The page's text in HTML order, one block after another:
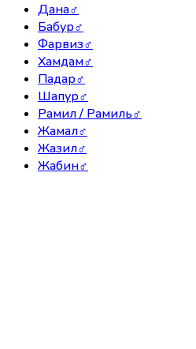
Дана♂
Бабур♂
Фарвиз♂
Хамдам♂
Падар♂
Шапур♂
Рамил / Рамиль♂
Жамал♂
Жазил♂
Жабин♂